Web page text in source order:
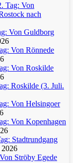
Tag: Von
nach
Von Guldborg
Von Rönnede
Von Roskilde
Roskilde (3. Juli.
Von Helsingoer
Von Kopenhagen
Stadtrundgang
2026
Ströby Egede